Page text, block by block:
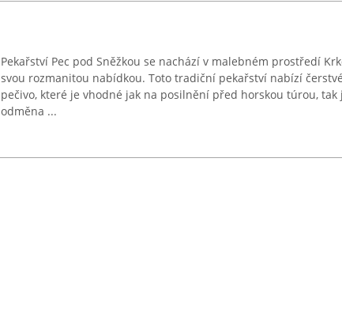
Pekařství Pec pod Sněžkou se nachází v malebném prostředí
svou rozmanitou nabídkou. Toto tradiční pekařství nabízí
pečivo, které je vhodné jak na posilnění před horskou túrou, tak
odměna ...